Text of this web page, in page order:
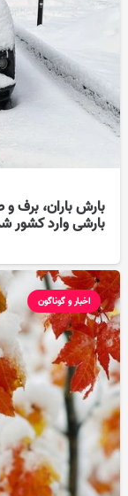
بارش باران، برف
بارشی وارد کشور
اخبار و گوناگون